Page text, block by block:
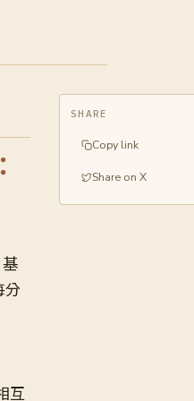
分
互
SHARE
Copy link
Share on X